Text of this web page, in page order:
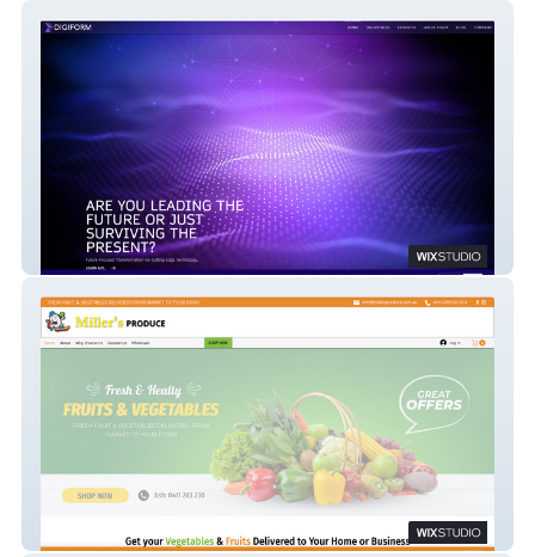
DigiForm Intl.
Miller's Produce